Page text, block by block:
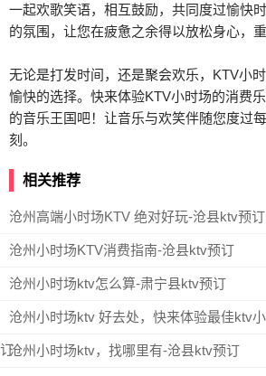
一起欢歌笑语，相互鼓励，共同度过愉快
的氛围，让您在疲惫之余得以放松身心，重
无论是打发时间，还是聚会欢乐，KTV小
愉快的选择。快来体验KTV小时场的消费
的音乐王国吧！让音乐与欢笑伴随您度过
刻。
相关推荐
沧州高端小时场KTV 绝对好玩-沧县ktv预订
沧州小时场KTV消费指南-沧县ktv预订
沧州小时场ktv怎么算-肃宁县ktv预订
沧州小时场ktv 好去处，快来体验最佳ktv
订沧州小时场ktv，找哪里有-沧县ktv预订